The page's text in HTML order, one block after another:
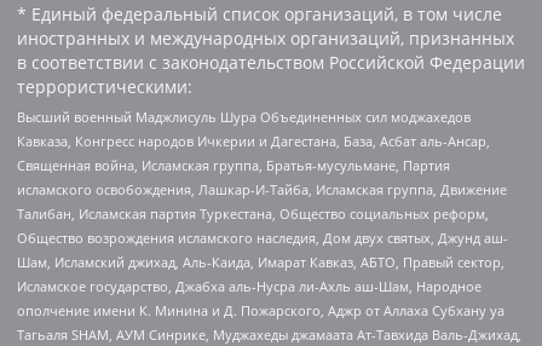
* Единый федеральный список организаций, в том числе
иностранных и международных организаций, признанных
в соответствии с законодательством Российской Федерации
террористическими:
Высший военный Маджлисуль Шура Объединенных сил моджахедов
Кавказа, Конгресс народов Ичкерии и Дагестана, База, Асбат аль-Ансар,
Священная война, Исламская группа, Братья-мусульмане, Партия
исламского освобождения, Лашкар-И-Тайба, Исламская группа, Движение
Талибан, Исламская партия Туркестана, Общество социальных реформ,
Общество возрождения исламского наследия, Дом двух святых, Джунд аш-
Шам, Исламский джихад, Аль-Каида, Имарат Кавказ, АБТО, Правый сектор,
Исламское государство, Джабха аль-Нусра ли-Ахль аш-Шам, Народное
ополчение имени К. Минина и Д. Пожарского, Аджр от Аллаха Субхану уа
Тагьаля SHAM, АУМ Синрике, Муджахеды джамаата Ат-Тавхида Валь-Джихад,